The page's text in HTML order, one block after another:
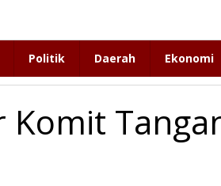
Politik Daerah Ekonomi
Komit